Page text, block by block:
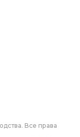
Все права